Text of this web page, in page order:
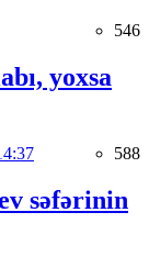
546
yoxsa
588
səfərinin